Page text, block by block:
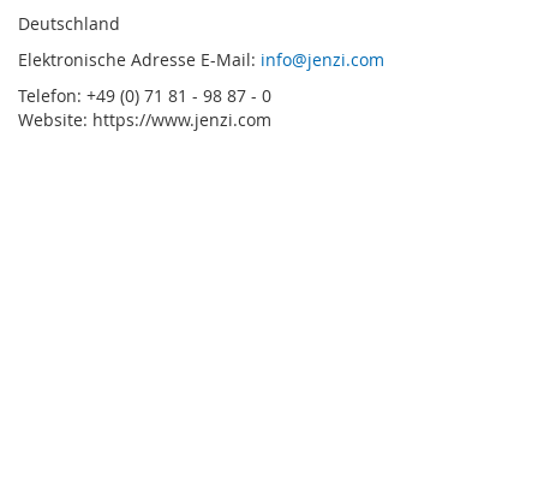
Deutschland
Elektronische Adresse E-Mail: info@jenzi.com
Telefon: +49 (0) 71 81 - 98 87 - 0
Website: https://www.jenzi.com